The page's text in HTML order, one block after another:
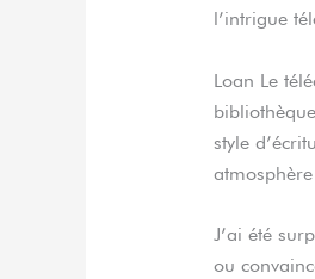
l’intrigue
Loan Le
style
J’ai été
ou